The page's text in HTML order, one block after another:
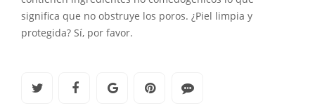
significa que no obstruye los poros. ¿Piel limpia y
protegida? Sí, por favor.